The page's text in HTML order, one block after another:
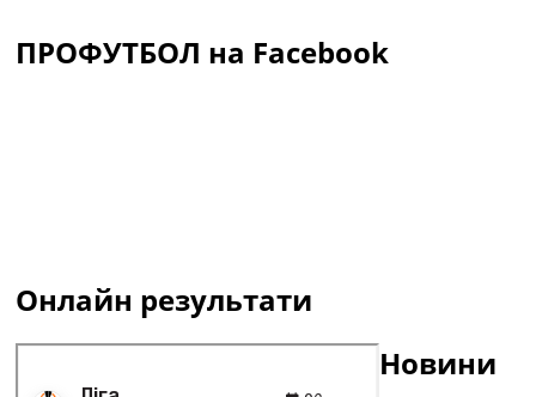
ПРОФУТБОЛ на Facebook
Онлайн результати
Новини